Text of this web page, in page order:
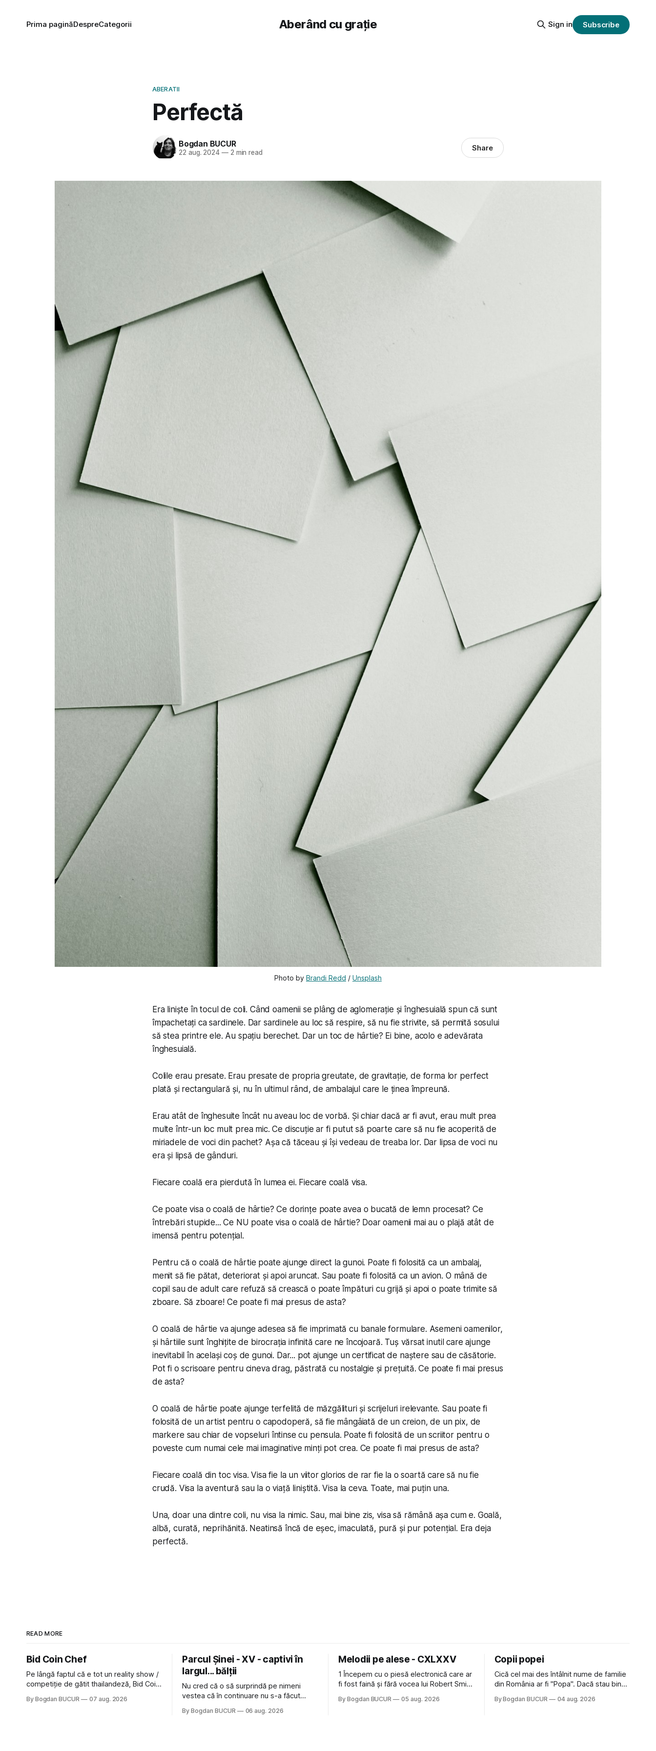
Aberând cu grație
Prima paginăDespreCategorii Sign in Subscribe
ABERATII
Perfectă
Bogdan BUCUR
22 aug. 2024 —2 min read Share
Photo by Brandi Redd / Unsplash
Era liniște în tocul de coli. Când oamenii se plâng de aglomerație și înghesuială spun că sunt
împachetați ca sardinele. Dar sardinele au loc să respire, să nu fie strivite, să permită sosului
să stea printre ele. Au spațiu berechet. Dar un toc de hârtie? Ei bine, acolo e adevărata
înghesuială.
Colile erau presate. Erau presate de propria greutate, de gravitație, de forma lor perfect
plată și rectangulară și, nu în ultimul rând, de ambalajul care le ținea împreună.
Erau atât de înghesuite încât nu aveau loc de vorbă. Și chiar dacă ar fi avut, erau mult prea
multe într-un loc mult prea mic. Ce discuție ar fi putut să poarte care să nu fie acoperită de
miriadele de voci din pachet? Așa că tăceau și își vedeau de treaba lor. Dar lipsa de voci nu
era și lipsă de gânduri.
Fiecare coală era pierdută în lumea ei. Fiecare coală visa.
Ce poate visa o coală de hârtie? Ce dorințe poate avea o bucată de lemn procesat? Ce
întrebări stupide... Ce NU poate visa o coală de hârtie? Doar oamenii mai au o plajă atât de
imensă pentru potențial.
Pentru că o coală de hârtie poate ajunge direct la gunoi. Poate fi folosită ca un ambalaj,
menit să fie pătat, deteriorat și apoi aruncat. Sau poate fi folosită ca un avion. O mână de
copil sau de adult care refuză să crească o poate împături cu grijă și apoi o poate trimite să
zboare. Să zboare! Ce poate fi mai presus de asta?
O coală de hârtie va ajunge adesea să fie imprimată cu banale formulare. Asemeni oamenilor,
și hârtiile sunt înghițite de birocrația infinită care ne încojoară. Tuș vărsat inutil care ajunge
inevitabil în același coș de gunoi. Dar... pot ajunge un certificat de naștere sau de căsătorie.
Pot fi o scrisoare pentru cineva drag, păstrată cu nostalgie și prețuită. Ce poate fi mai presus
de asta?
O coală de hârtie poate ajunge terfelită de măzgălituri și scrijeluri irelevante. Sau poate fi
folosită de un artist pentru o capodoperă, să fie mângâiată de un creion, de un pix, de
markere sau chiar de vopseluri întinse cu pensula. Poate fi folosită de un scriitor pentru o
poveste cum numai cele mai imaginative minți pot crea. Ce poate fi mai presus de asta?
Fiecare coală din toc visa. Visa fie la un viitor glorios de rar fie la o soartă care să nu fie
crudă. Visa la aventură sau la o viață liniștită. Visa la ceva. Toate, mai puțin una.
Una, doar una dintre coli, nu visa la nimic. Sau, mai bine zis, visa să rămână așa cum e. Goală,
albă, curată, neprihănită. Neatinsă încă de eșec, imaculată, pură și pur potențial. Era deja
perfectă.
READ MORE
Bid Coin Chef
Pe lângă faptul că e tot un reality show /
competiție de gătit thailandeză, Bid Coin
Restaurant War Street King Thailand: și
By Bogdan BUCUR 07 aug. 2026
Parcul Șinei - XV - captivi în
largul... bălții
Nu cred că o să surprindă pe nimeni
vestea că în continuare nu s-a făcut
afară de faptul că potăile apărute acolo
By Bogdan BUCUR 06 aug. 2026
Melodii pe alese - CXLXXV
1 Începem cu o piesă electronică care ar
fi fost faină și fără vocea lui Robert Smith
Castles, o formație cu multe piese faine
By Bogdan BUCUR 05 aug. 2026
Copii popei
Cică cel mai des întâlnit nume de familie
din România ar fi "Popa". Dacă stau bine
colegi de școala Popa cam peste tot
By Bogdan BUCUR 04 aug. 2026